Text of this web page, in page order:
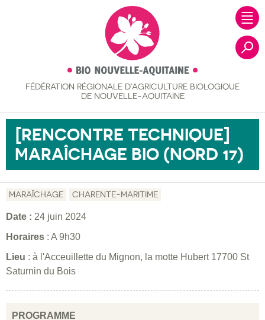
FÉDÉRATION RÉGIONALE D’AGRICULTURE BIOLOGIQUE
DE NOUVELLE-AQUITAINE
[RENCONTRE TECHNIQUE]
MARAÎCHAGE BIO (NORD 17)
MARAÎCHAGE CHARENTE-MARITIME
Date : 24 juin 2024
Horaires : A 9h30
Lieu : à l'Acceuillette du Mignon, la motte Hubert 17700 St
Saturnin du Bois
PROGRAMME